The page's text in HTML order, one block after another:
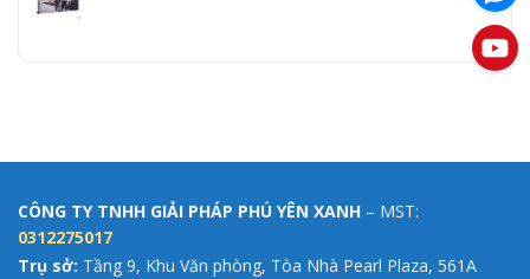
CÔNG TY TNHH GIẢI PHÁP PHÚ YÊN XANH – MST:
0312275017
Trụ sở: Tầng 9, Khu Văn phòng, Tòa Nhà Pearl Plaza, 561A